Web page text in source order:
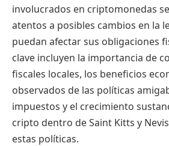
involucrados en criptomonedas
atentos a posibles cambios en la
puedan afectar sus obligaciones
clave incluyen la importancia de
fiscales locales, los beneficios
observados de las políticas
impuestos y el crecimiento
cripto dentro de Saint Kitts y
estas políticas.